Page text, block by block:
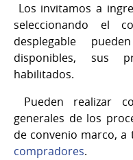
Los invitamos a
seleccionando el
desplegable
disponibles, sus
habilitados.
Pueden realizar
generales de los
de convenio marco, a
compradores.